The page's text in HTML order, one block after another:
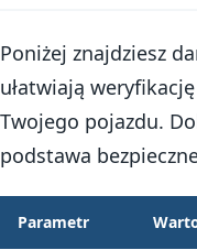
Poniżej znajdziesz
ułatwiają
Twojego pojazdu.
podstawa
Parametr